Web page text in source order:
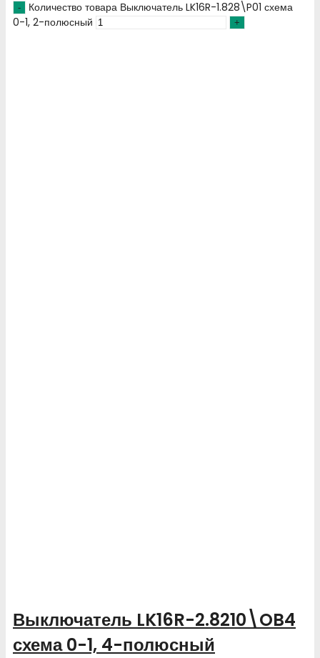
Количество товара Выключатель LK16R-1.828\P01 схема
0-1, 2-полюсный
Выключатель LK16R-2.8210\OB4
схема 0-1, 4-полюсный